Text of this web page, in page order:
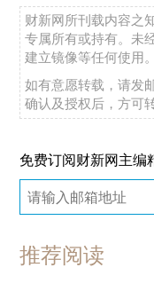
财新网所刊载内容之
专属所有或持有。未
建立镜像等任何使用。
如有意愿转载，请发
确认及授权后，方可转
免费订阅财新网主编
推荐阅读